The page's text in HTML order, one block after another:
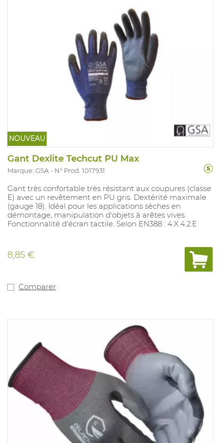
NOUVEAU
Gant Dexlite Techcut PU Max
Marque: GSA N° Prod. 1017931
Gant très confortable très résistant aux coupures (classe
E) avec un revêtement en PU gris. Dextérité maximale
(gauge 18). Idéal pour les applications sèches en
démontage, manipulation d'objets à arêtes vives.
Fonctionnalité d'écran tactile. Selon EN388 : 4.X.4.2.E
8,85 €
Comparer